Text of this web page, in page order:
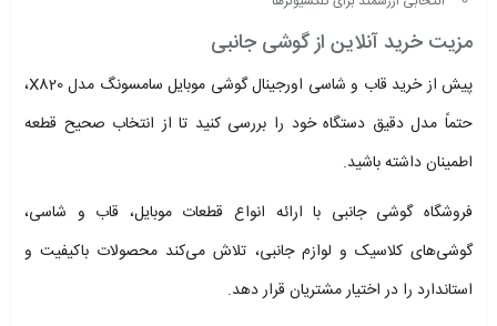
مزیت خرید آنلاین از گوشی جانبی
پیش از خرید قاب و شاسی اورجینال گوشی موبایل سامسونگ مدل X820،
حتماً مدل دقیق دستگاه خود را بررسی کنید تا از انتخاب صحیح قطعه
اطمینان داشته باشید.
فروشگاه گوشی جانبی با ارائه انواع قطعات موبایل، قاب و شاسی،
گوشی‌های کلاسیک و لوازم جانبی، تلاش می‌کند محصولات باکیفیت و
استاندارد را در اختیار مشتریان قرار دهد.